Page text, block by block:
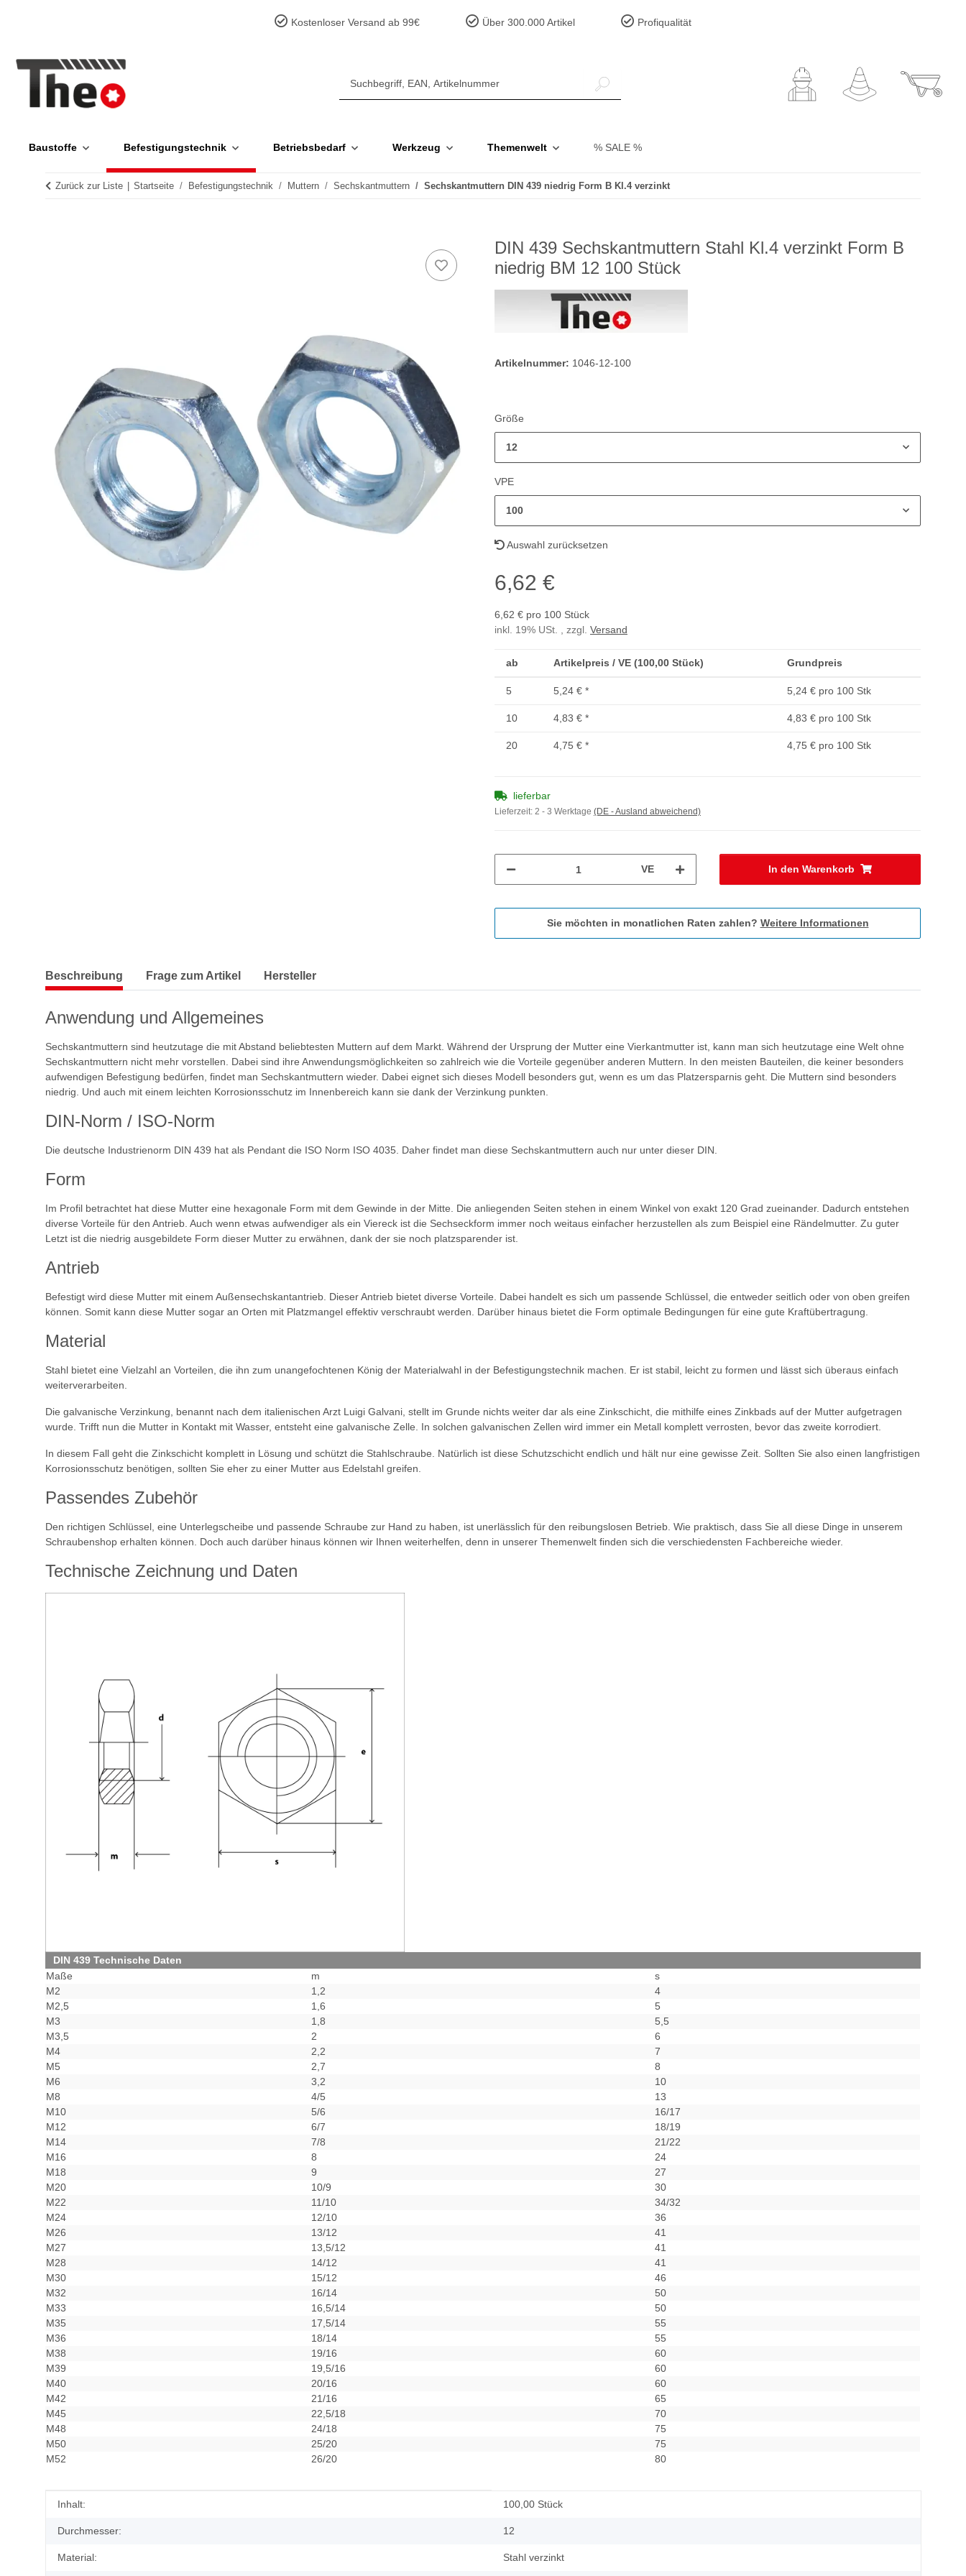
Kostenloser Versand ab 99€ Über 300.000 Artikel Profiqualität
Baustoffe Befestigungstechnik Betriebsbedarf Werkzeug Themenwelt % SALE %
Zurück zur Liste Startseite Befestigungstechnik Muttern Sechskantmuttern Sechskantmuttern DIN 439 niedrig Form B Kl.4 verzinkt
DIN 439 Sechskantmuttern Stahl Kl.4 verzinkt Form B
niedrig BM 12 100 Stück
Artikelnummer: 1046-12-100
Größe
12
VPE
100
Auswahl zurücksetzen
6,62 €
6,62 € pro 100 Stück
inkl. 19% USt. , zzgl. Versand
ab Artikelpreis / VE (100,00 Stück) Grundpreis
5 5,24 € * 5,24 € pro 100 Stk
10 4,83 € * 4,83 € pro 100 Stk
20 4,75 € * 4,75 € pro 100 Stk
lieferbar
Lieferzeit: 2 - 3 Werktage (DE - Ausland abweichend)
VE In den Warenkorb
Sie möchten in monatlichen Raten zahlen? Weitere Informationen
Beschreibung Frage zum Artikel Hersteller
Anwendung und Allgemeines
Sechskantmuttern sind heutzutage die mit Abstand beliebtesten Muttern auf dem Markt. Während der Ursprung der Mutter eine Vierkantmutter ist, kann man sich heutzutage eine Welt ohne
Sechskantmuttern nicht mehr vorstellen. Dabei sind ihre Anwendungsmöglichkeiten so zahlreich wie die Vorteile gegenüber anderen Muttern. In den meisten Bauteilen, die keiner besonders
aufwendigen Befestigung bedürfen, findet man Sechskantmuttern wieder. Dabei eignet sich dieses Modell besonders gut, wenn es um das Platzersparnis geht. Die Muttern sind besonders
niedrig. Und auch mit einem leichten Korrosionsschutz im Innenbereich kann sie dank der Verzinkung punkten.
DIN-Norm / ISO-Norm
Die deutsche Industrienorm DIN 439 hat als Pendant die ISO Norm ISO 4035. Daher findet man diese Sechskantmuttern auch nur unter dieser DIN.
Form
Im Profil betrachtet hat diese Mutter eine hexagonale Form mit dem Gewinde in der Mitte. Die anliegenden Seiten stehen in einem Winkel von exakt 120 Grad zueinander. Dadurch entstehen
diverse Vorteile für den Antrieb. Auch wenn etwas aufwendiger als ein Viereck ist die Sechseckform immer noch weitaus einfacher herzustellen als zum Beispiel eine Rändelmutter. Zu guter
Letzt ist die niedrig ausgebildete Form dieser Mutter zu erwähnen, dank der sie noch platzsparender ist.
Antrieb
Befestigt wird diese Mutter mit einem Außensechskantantrieb. Dieser Antrieb bietet diverse Vorteile. Dabei handelt es sich um passende Schlüssel, die entweder seitlich oder von oben greifen
können. Somit kann diese Mutter sogar an Orten mit Platzmangel effektiv verschraubt werden. Darüber hinaus bietet die Form optimale Bedingungen für eine gute Kraftübertragung.
Material
Stahl bietet eine Vielzahl an Vorteilen, die ihn zum unangefochtenen König der Materialwahl in der Befestigungstechnik machen. Er ist stabil, leicht zu formen und lässt sich überaus einfach
weiterverarbeiten.
Die galvanische Verzinkung, benannt nach dem italienischen Arzt Luigi Galvani, stellt im Grunde nichts weiter dar als eine Zinkschicht, die mithilfe eines Zinkbads auf der Mutter aufgetragen
wurde. Trifft nun die Mutter in Kontakt mit Wasser, entsteht eine galvanische Zelle. In solchen galvanischen Zellen wird immer ein Metall komplett verrosten, bevor das zweite korrodiert.
In diesem Fall geht die Zinkschicht komplett in Lösung und schützt die Stahlschraube. Natürlich ist diese Schutzschicht endlich und hält nur eine gewisse Zeit. Sollten Sie also einen langfristigen
Korrosionsschutz benötigen, sollten Sie eher zu einer Mutter aus Edelstahl greifen.
Passendes Zubehör
Den richtigen Schlüssel, eine Unterlegscheibe und passende Schraube zur Hand zu haben, ist unerlässlich für den reibungslosen Betrieb. Wie praktisch, dass Sie all diese Dinge in unserem
Schraubenshop erhalten können. Doch auch darüber hinaus können wir Ihnen weiterhelfen, denn in unserer Themenwelt finden sich die verschiedensten Fachbereiche wieder.
Technische Zeichnung und Daten
DIN 439 Technische Daten
Maße
m
s
M2
1,2
4
M2,5
1,6
5
M3
1,8
5,5
M3,5
2
6
M4
2,2
7
M5
2,7
8
M6
3,2
10
M8
4/5
13
M10
5/6
16/17
M12
6/7
18/19
M14
7/8
21/22
M16
8
24
M18
9
27
M20
10/9
30
M22
11/10
34/32
M24
12/10
36
M26
13/12
41
M27
13,5/12
41
M28
14/12
41
M30
15/12
46
M32
16/14
50
M33
16,5/14
50
M35
17,5/14
55
M36
18/14
55
M38
19/16
60
M39
19,5/16
60
M40
20/16
60
M42
21/16
65
M45
22,5/18
70
M48
24/18
75
M50
25/20
75
M52
26/20 80
Produkteigenschaft
Wert
Inhalt: 100,00 Stück
Durchmesser: 12
Material: Stahl verzinkt